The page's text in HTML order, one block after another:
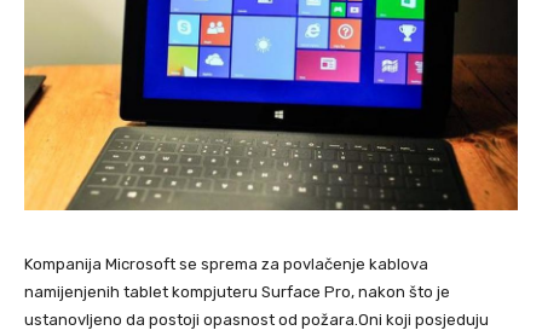
Kompanija Microsoft se sprema za povlačenje kablova
namijenjenih tablet kompjuteru Surface Pro, nakon što je
ustanovljeno da postoji opasnost od požara.Oni koji posjeduju